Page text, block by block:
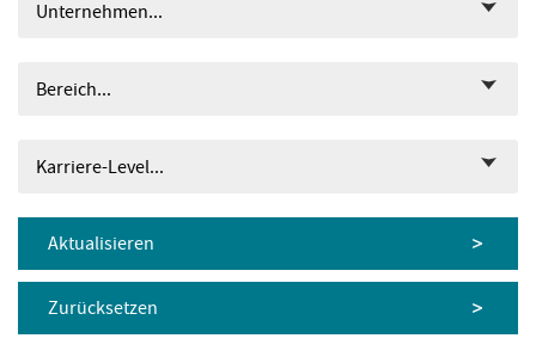
Unternehmen...
Bereich...
Karriere-Level...
Aktualisieren
Zurücksetzen